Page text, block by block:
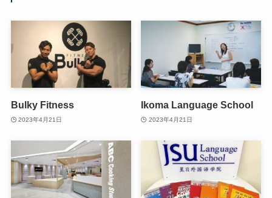
Bulky Fitness
2023年4月21日
Ikoma Language School
2023年4月21日